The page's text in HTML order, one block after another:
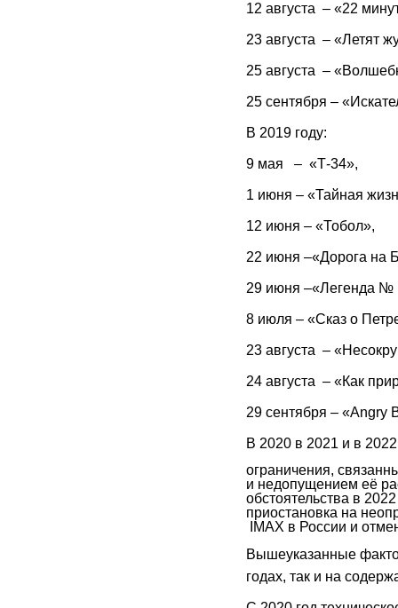
12 августа – «22
23 августа – «Летят
25 августа –
25 сентября –
В 2019 году:
9 мая – «Т-34»,
1 июня – «Тайная
12 июня – «Тобол»,
22 июня –«Дорога на
29 июня –«Легенда №
8 июля – «Сказ о
23 августа –
24 августа – «Как
29 сентября – «Angry
В 2020 в 2021 и в
ограничения,
и недопущением её
обстоятельства в
приостановка на
IMAX в России и
Вышеуказанные
годах, так и на